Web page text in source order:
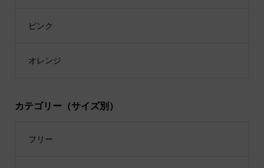
ピンク
オレンジ
カテゴリー（サイズ別）
フリー